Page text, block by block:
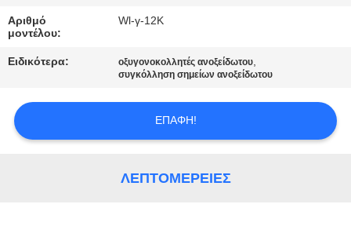
ΕΙΔΉΣΕΙΣ
ΠΕΡΙΠΤΏΣΕΙΣ
Αριθμό
μοντέλου:
Wl-γ-12K
Ειδικότερα: οξυγονοκολλητές ανοξείδωτου,
συγκόλληση σημείων ανοξείδωτου
ΕΠΑΦΉ!
ΛΕΠΤΟΜΈΡΕΙΕΣ